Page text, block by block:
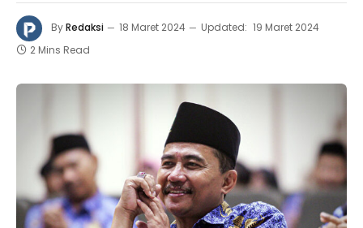
ByRedaksi 18 Maret 2024 Updated: 19 Maret 2024
2 Mins Read